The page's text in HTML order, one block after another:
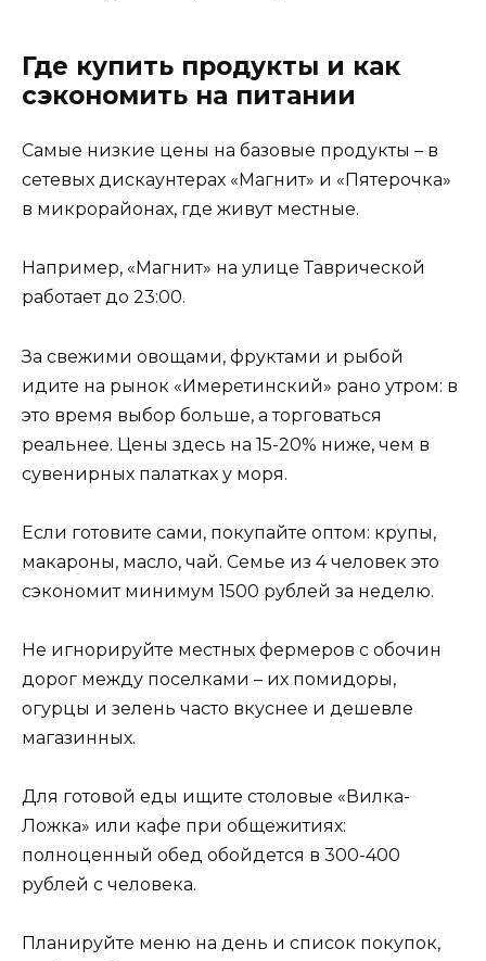
Где купить продукты и как
сэкономить на питании
Самые низкие цены на базовые продукты – в
сетевых дискаунтерах «Магнит» и «Пятерочка»
в микрорайонах, где живут местные.
Например, «Магнит» на улице Таврической
работает до 23:00.
За свежими овощами, фруктами и рыбой
идите на рынок «Имеретинский» рано утром: в
это время выбор больше, а торговаться
реальнее. Цены здесь на 15-20% ниже, чем в
сувенирных палатках у моря.
Если готовите сами, покупайте оптом: крупы,
макароны, масло, чай. Семье из 4 человек это
сэкономит минимум 1500 рублей за неделю.
Не игнорируйте местных фермеров с обочин
дорог между поселками – их помидоры,
огурцы и зелень часто вкуснее и дешевле
магазинных.
Для готовой еды ищите столовые «Вилка-
Ложка» или кафе при общежитиях:
полноценный обед обойдется в 300-400
рублей с человека.
Планируйте меню на день и список покупок,